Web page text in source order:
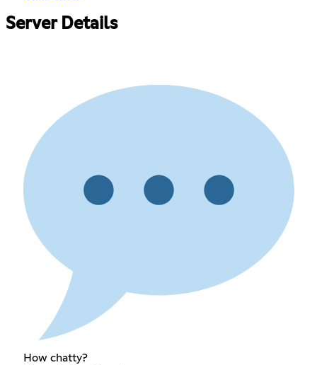
Server Details
How chatty?